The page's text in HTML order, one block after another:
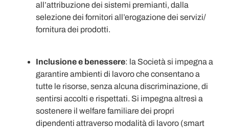
all’attribuzione dei sistemi premianti, dalla
selezione dei fornitori all’erogazione dei servizi/
fornitura dei prodotti.
Inclusione e benessere: la Società si impegna a
garantire ambienti di lavoro che consentano a
tutte le risorse, senza alcuna discriminazione, di
sentirsi accolti e rispettati. Si impegna altresì a
sostenere il welfare familiare dei propri
dipendenti attraverso modalità di lavoro (smart